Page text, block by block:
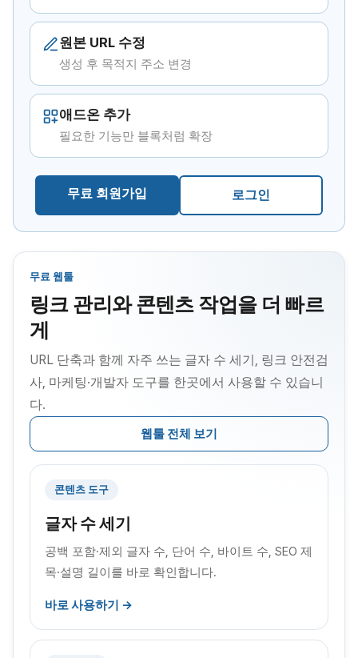
원본 URL 수정
생성 후 목적지 주소 변경
애드온 추가
필요한 기능만 블록처럼 확장
무료 회원가입 로그인
무료 웹툴
링크 관리와 콘텐츠 작업을 더 빠르
게
URL 단축과 함께 자주 쓰는 글자 수 세기, 링크 안전검
사, 마케팅·개발자 도구를 한곳에서 사용할 수 있습니
다.
웹툴 전체 보기
콘텐츠 도구
글자 수 세기
공백 포함·제외 글자 수, 단어 수, 바이트 수, SEO 제
목·설명 길이를 바로 확인합니다.
바로 사용하기 →